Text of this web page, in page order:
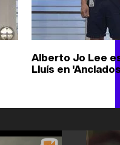
Alberto Jo Lee
Lluís en